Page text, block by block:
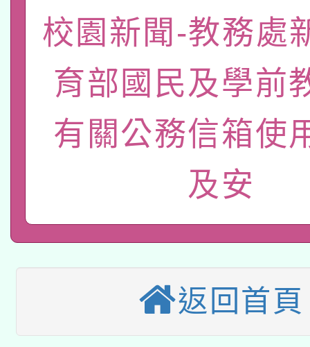
「數位內容與教學軟體
pilot」
有關大陸委員會函釋公
薪期間赴陸應申請許可
轉知經濟部水利署委託
業技術研究院辦理「
用水績優單位及節水達
115年8月22日(星期六
開 智慧啟航」
2026年桃園地景藝術
本校115學年度第2次
招甄選結果公告(無人
招)
適應運動共學行動站研
暨閱讀推動專業研習
科技賦能─人工智慧
礎課程
A3數位素養講師名單
校園新聞-教務處
育部國民及學前
有關公務信箱使
及安
返回首頁